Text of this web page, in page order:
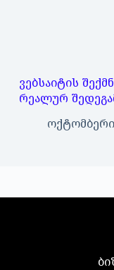
ვებსაიტის
რეალურ
ოქტომბერი